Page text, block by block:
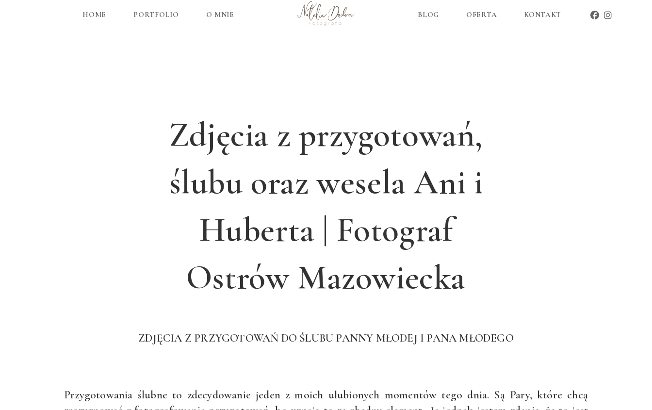
HOME PORTFOLIO O MNIE BLOG OFERTA KONTAKT
Zdjęcia z przygotowań,
ślubu oraz wesela Ani i
Huberta | Fotograf
Ostrów Mazowiecka
ZDJĘCIA Z PRZYGOTOWAŃ DO ŚLUBU PANNY MŁODEJ I PANA MŁODEGO
Przygotowania ślubne to zdecydowanie jeden z moich ulubionych momentów tego dnia. Są Pary, które chcą